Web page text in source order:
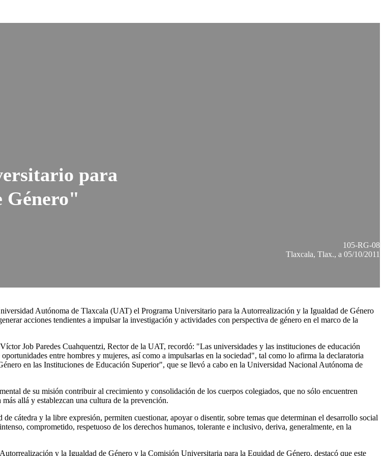
para
Género"
105-RG-08
Tlaxcala, Tlax., a 05/10/2011
Autónoma de Tlaxcala (UAT) el Programa Universitario para la Autorrealización y la Igualdad de Género
acciones tendientes a impulsar la investigación y actividades con perspectiva de género en el marco de la
Job Paredes Cuahquentzi, Rector de la UAT, recordó: "Las universidades y las instituciones de educación
entre hombres y mujeres, así como a impulsarlas en la sociedad", tal como lo afirma la declaratoria
en las Instituciones de Educación Superior", que se llevó a cabo en la Universidad Nacional Autónoma de
de su misión contribuir al crecimiento y consolidación de los cuerpos colegiados, que no sólo encuentren
allá y establezcan una cultura de la prevención.
cátedra y la libre expresión, permiten cuestionar, apoyar o disentir, sobre temas que determinan el desarrollo social
comprometido, respetuoso de los derechos humanos, tolerante e inclusivo, deriva, generalmente, en la
y la Igualdad de Género y la Comisión Universitaria para la Equidad de Género, destacó que este